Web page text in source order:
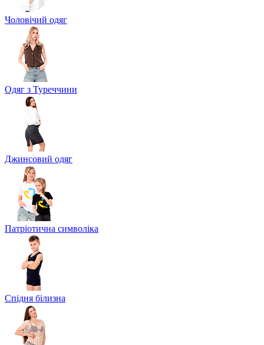
Чоловічий одяг
Одяг з Туреччини
Джинсовий одяг
Патріотична символіка
Спідня білизна